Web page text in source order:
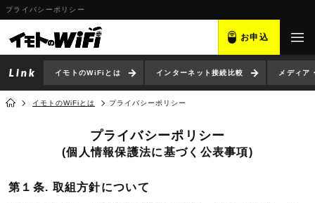
プライバシーポリシー
お申込
イモトのWiFiとは インターネット接続比較 メディア
イモトのWiFiとは プライバシーポリシー
プライバシーポリシー
(個人情報保護法に基づく公表事項)
第１条. 取組方針について